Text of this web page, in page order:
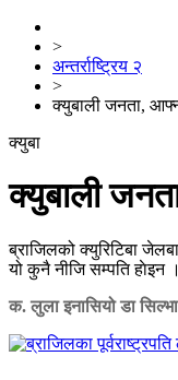
>
अन्तर्राष्ट्रिय २
>
क्युबाली जनता,
क्युबा
क्युबाली
ब्राजिलको क्युरिटिबा
यो कुनै नीजि सम्पति हाेइन ।
क. लुला इनासियो डा सिल्भा